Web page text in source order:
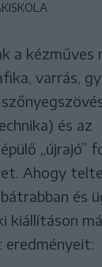
a kézműves
varrás,
és az
„újrajó”
Ahogy
és
kiállításon